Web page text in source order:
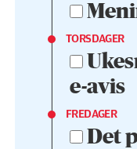
TORSDAGER
e-avis
FREDAGER
Det